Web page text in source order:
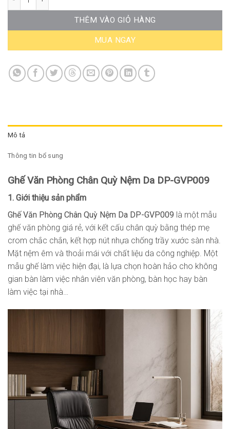
THÊM VÀO GIỎ HÀNG
MUA NGAY
Mô tả
Thông tin bổ sung
Ghế Văn Phòng Chân Quỳ Nệm Da DP-GVP009
1. Giới thiệu sản phẩm
Ghế Văn Phòng Chân Quỳ Nệm Da DP-GVP009 là một mẫu
ghế văn phòng giá rẻ, với kết cấu chân quỳ bằng thép mẹ
crom chắc chắn, kết hợp nút nhựa chống trầy xước sàn nhà.
Mặt nệm êm và thoải mái với chất liệu da công nghiệp. Một
mẫu ghế làm việc hiện đại, là lựa chọn hoàn hảo cho không
gian bàn làm việc nhân viên văn phòng, bàn học hay bàn
làm việc tại nhà…